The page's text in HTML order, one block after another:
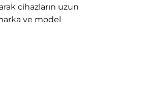
cihazların uzun
ve model